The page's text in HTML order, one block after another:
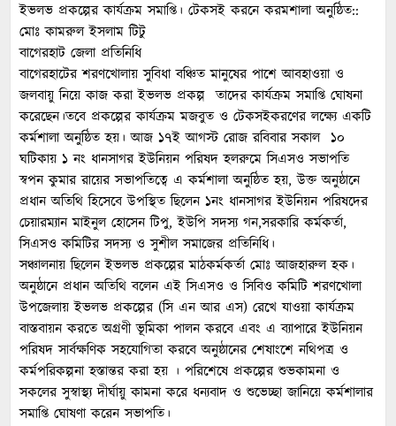
ইভলভ প্রকল্পের কার্যক্রম সমাপ্তি। টেকসই করনে করমশালা অনুষ্ঠিত::
মোঃ কামরুল ইসলাম টিটু
বাগেরহাট জেলা প্রতিনিধি
বাগেরহাটের শরণখোলায় সুবিধা বঞ্চিত মানুষের পাশে আবহাওয়া ও
জলবায়ু নিয়ে কাজ করা ইভলভ প্রকল্প তাদের কার্যক্রম সমাপ্তি ঘোষনা
করেছেন।তবে প্রকল্পের কার্যক্রম মজবুত ও টেকসইকরণের লক্ষ্যে একটি
কর্মশালা অনুষ্ঠিত হয়। আজ ১৭ই আগস্ট রোজ রবিবার সকাল ১০
ঘটিকায় ১ নং ধানসাগর ইউনিয়ন পরিষদ হলরুমে সিএসও সভাপতি
স্বপন কুমার রায়ের সভাপতিত্বে এ কর্মশালা অনুষ্ঠিত হয়, উক্ত অনুষ্ঠানে
প্রধান অতিথি হিসেবে উপস্থিত ছিলেন ১নং ধানসাগর ইউনিয়ন পরিষদের
চেয়ারম্যান মাইনুল হোসেন টিপু, ইউপি সদস্য গন,সরকারি কর্মকর্তা,
সিএসও কমিটির সদস্য ও সুশীল সমাজের প্রতিনিধি।
সঞ্চালনায় ছিলেন ইভলভ প্রকল্পের মাঠকর্মকর্তা মোঃ আজহারুল হক।
অনুষ্ঠানে প্রধান অতিথি বলেন এই সিএসও ও সিবিও কমিটি শরণখোলা
উপজেলায় ইভলভ প্রকল্পের (সি এন আর এস) রেখে যাওয়া কার্যক্রম
বাস্তবায়ন করতে অগ্রণী ভূমিকা পালন করবে এবং এ ব্যাপারে ইউনিয়ন
পরিষদ সার্বক্ষণিক সহযোগিতা করবে অনুষ্ঠানের শেষাংশে নথিপত্র ও
কর্মপরিকল্পনা হস্তান্তর করা হয় । পরিশেষে প্রকল্পের শুভকামনা ও
সকলের সুস্বাস্থ্য দীর্ঘায়ু কামনা করে ধন্যবাদ ও শুভেচ্ছা জানিয়ে কর্মশালার
সমাপ্তি ঘোষণা করেন সভাপতি।